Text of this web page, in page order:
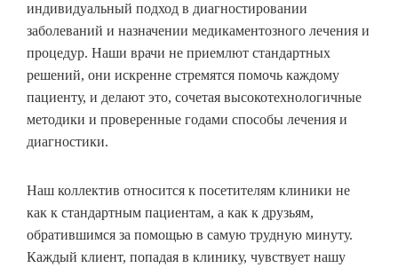
индивидуальный подход в диагностировании
заболеваний и назначении медикаментозного лечения и
процедур. Наши врачи не приемлют стандартных
решений, они искренне стремятся помочь каждому
пациенту, и делают это, сочетая высокотехнологичные
методики и проверенные годами способы лечения и
диагностики.
Наш коллектив относится к посетителям клиники не
как к стандартным пациентам, а как к друзьям,
обратившимся за помощью в самую трудную минуту.
Каждый клиент, попадая в клинику, чувствует нашу